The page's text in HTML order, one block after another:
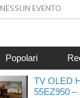
NESSUN EVENTO
Popolari
TV OLED
55EZ950 –